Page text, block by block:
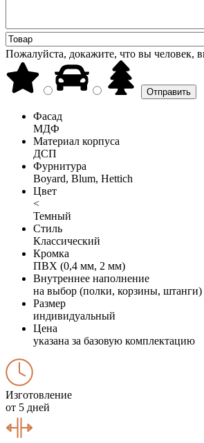
Пожалуйста, докажите, что вы человек,
Фасад
МДФ
Материал корпуса
ДСП
Фурнитура
Boyard, Blum, Hettich
Цвет
<
Темный
Стиль
Классический
Кромка
ПВХ (0,4 мм, 2 мм)
Внутреннее наполнение
на выбор (полки, корзины, штанги)
Размер
индивидуальный
Цена
указана за базовую комплектацию
Изготовление
от 5 дней